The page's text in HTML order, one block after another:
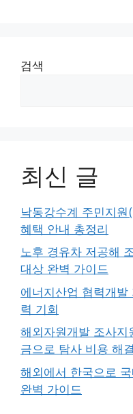
검색
최신 글
낙동강수계 주민지
혜택 안내 총정리
노후 경유차 저공해
대상 완벽 가이드
에너지산업 협력개
력 기회
해외자원개발 조사지
금으로 탐사 비용 해결
해외에서 한국으로
완벽 가이드